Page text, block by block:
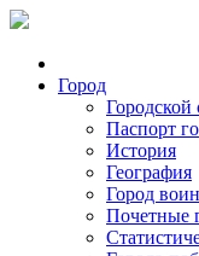
Город
Городской
Паспорт
История
География
Город
Почетные